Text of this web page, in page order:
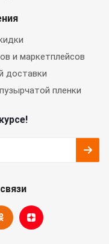
и маркетплейсов
доставки
пленки